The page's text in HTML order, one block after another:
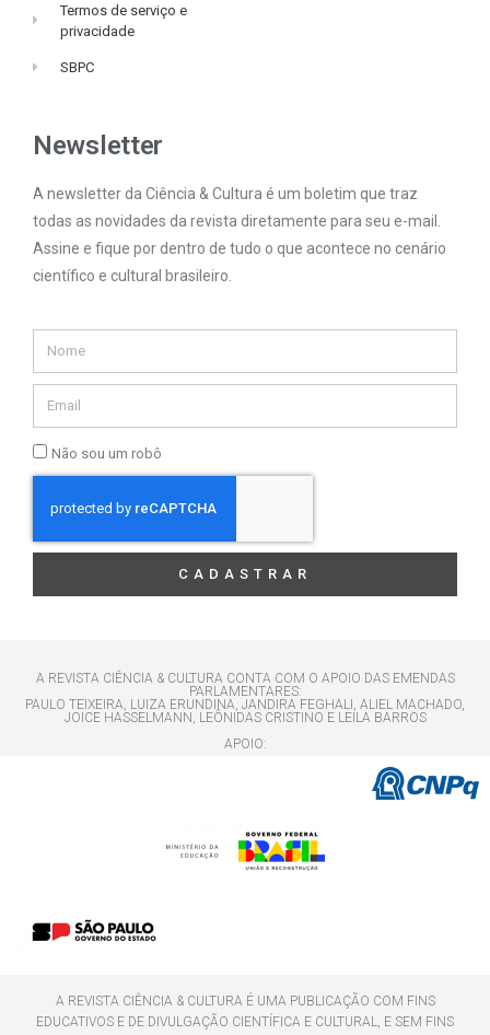
Termos de serviço e
privacidade
SBPC
Newsletter
A newsletter da Ciência & Cultura é um boletim que traz
todas as novidades da revista diretamente para seu e-mail.
Assine e fique por dentro de tudo o que acontece no cenário
científico e cultural brasileiro.
Não sou um robô
CADASTRAR
A REVISTA CIÊNCIA & CULTURA CONTA COM O APOIO DAS EMENDAS
PARLAMENTARES:
PAULO TEIXEIRA, LUIZA ERUNDINA, JANDIRA FEGHALI, ALIEL MACHADO,
JOICE HASSELMANN, LEÔNIDAS CRISTINO E LEILA BARROS
APOIO:
A REVISTA CIÊNCIA & CULTURA É UMA PUBLICAÇÃO COM FINS
EDUCATIVOS E DE DIVULGAÇÃO CIENTÍFICA E CULTURAL, E SEM FINS